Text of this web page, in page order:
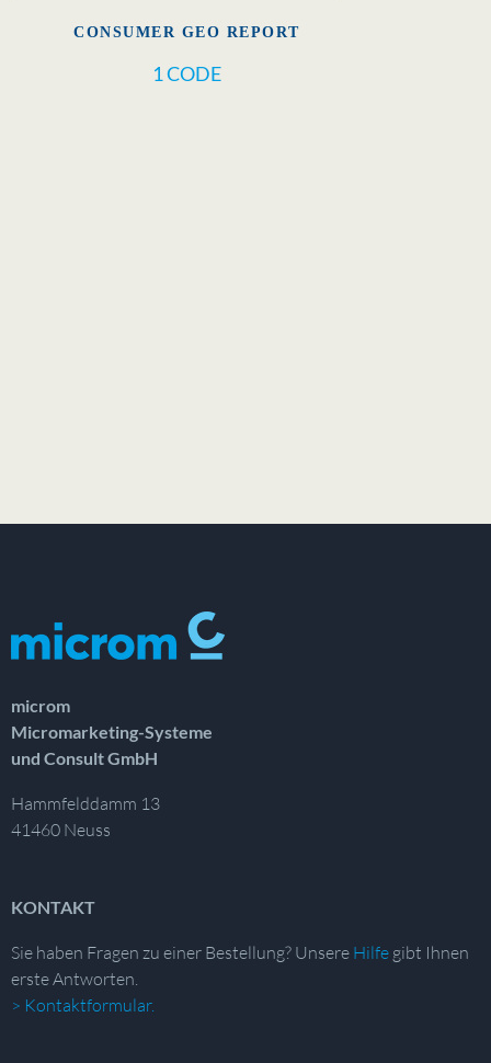
CONSUMER GEO REPORT
1 CODE
microm
Micromarketing-Systeme
und Consult GmbH
Hammfelddamm 13
41460 Neuss
KONTAKT
Sie haben Fragen zu einer Bestellung? Unsere Hilfe gibt Ihnen
erste Antworten.
> Kontaktformular.